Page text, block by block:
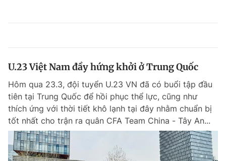
U.23 Việt Nam đầy hứng khởi ở Trung Quốc
Hôm qua 23.3, đội tuyển U.23 VN đã có buổi tập đầu
tiên tại Trung Quốc để hồi phục thể lực, cũng như
thích ứng với thời tiết khô lạnh tại đây nhằm chuẩn bị
tốt nhất cho trận ra quân CFA Team China - Tây An...